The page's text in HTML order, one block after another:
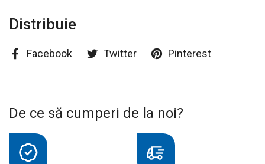
Distribuie
Facebook Twitter Pinterest
De ce să cumperi de la noi?